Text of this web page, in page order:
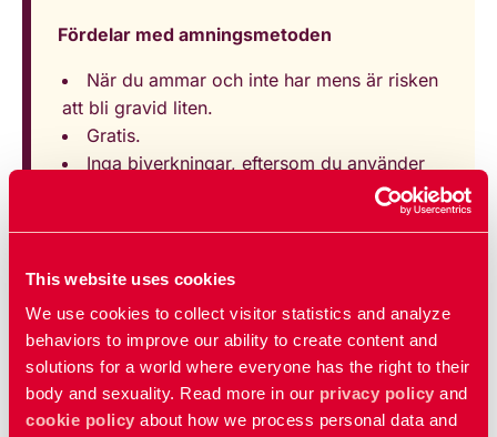
This website uses cookies
We use cookies to collect visitor statistics and analyze
behaviors to improve our ability to create content and
solutions for a world where everyone has the right to their
body and sexuality. Read more in our privacy policy and
cookie policy about how we process personal data and
Fördelar med amningsmetoden
När du ammar och inte har mens är risken
att bli gravid liten.
Gratis.
Inga biverkningar, eftersom du använder
Nackdelar med amningsmetoden
Du vet inte när du får din första
ägglossning efter förlossningen. Därför finns
det en risk att du blir gravid strax innan din
mens kommer tillbaka.
Skyddar inte mot könssjukdomar.
Ger bara skydd under perioden du ammar